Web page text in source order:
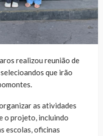
realizou reunião de
que irão
as atividades
o projeto, incluindo
escolas, oficinas